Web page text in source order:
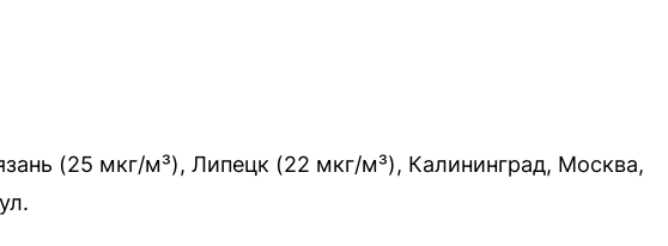
(25 мкг/м³), Липецк (22 мкг/м³), Калининград, Москва,